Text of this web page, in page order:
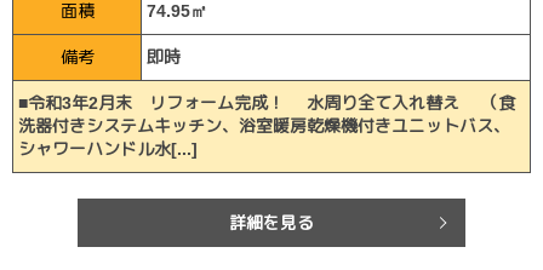
面積 74.95㎡
備考 即時
■令和3年2月末 リフォーム完成！ 水周り全て入れ替え （食
洗器付きシステムキッチン、浴室暖房乾燥機付きユニットバス、
シャワーハンドル水[...]
詳細を見る